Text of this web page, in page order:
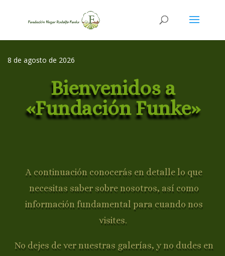
8 de agosto de 2026
Bienvenidos a
«Fundación Funke»
A continuación conocerás en detalle lo que
necesitas saber sobre nosotros, así como
información fundamental para cuando nos
visites.
No dejes de ver nuestras galerías, y no dudes en